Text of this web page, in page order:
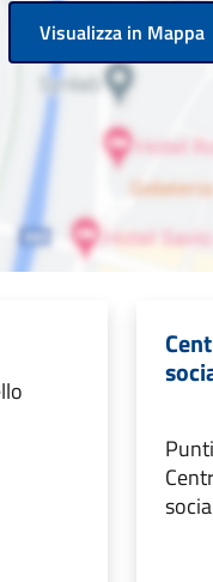
Visualizza in Mappa